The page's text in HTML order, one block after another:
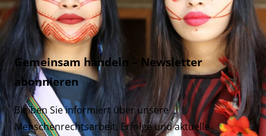
Gemeinsam handeln – Newsletter
abonnieren
Bleiben Sie informiert über unsere
Menschenrechtsarbeit, Erfolge und aktuelle